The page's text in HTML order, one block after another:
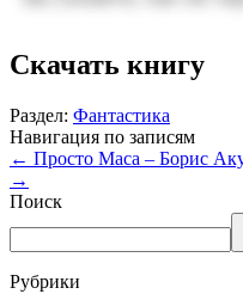
Скачать книгу
Раздел: Фантастика
Навигация по записям
← Просто Маса – Борис
→
Поиск
Рубрики